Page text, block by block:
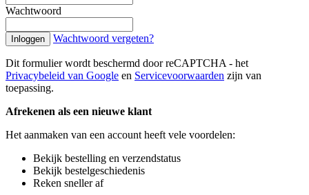
Wachtwoord
Inloggen Wachtwoord vergeten?
Dit formulier wordt beschermd door reCAPTCHA - het
Privacybeleid van Google en Servicevoorwaarden zijn van
toepassing.
Afrekenen als een nieuwe klant
Het aanmaken van een account heeft vele voordelen:
Bekijk bestelling en verzendstatus
Bekijk bestelgeschiedenis
Reken sneller af